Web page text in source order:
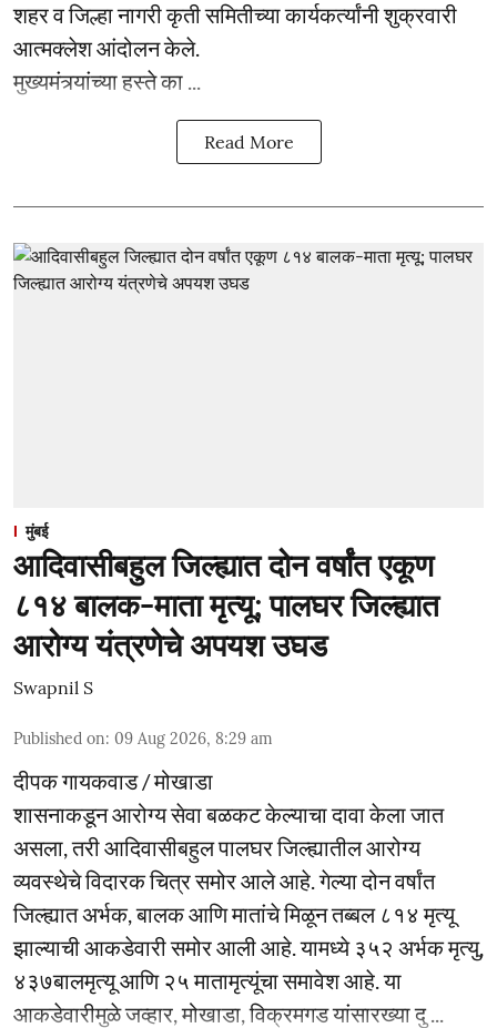
शहर व जिल्हा नागरी कृती समितीच्या कार्यकर्त्यांनी शुक्रवारी
आत्मक्लेश आंदोलन केले.
मुख्यमंत्र्यांच्या हस्ते का ...
Read More
मुंबई
आदिवासीबहुल जिल्ह्यात दोन वर्षांत एकूण
८१४ बालक-माता मृत्यू; पालघर जिल्ह्यात
आरोग्य यंत्रणेचे अपयश उघड
Swapnil S
Published on: 09 Aug 2026, 8:29 am
दीपक गायकवाड / मोखाडा
शासनाकडून आरोग्य सेवा बळकट केल्याचा दावा केला जात
असला, तरी आदिवासीबहुल पालघर जिल्ह्यातील आरोग्य
व्यवस्थेचे विदारक चित्र समोर आले आहे. गेल्या दोन वर्षांत
जिल्ह्यात अर्भक, बालक आणि मातांचे मिळून तब्बल ८१४ मृत्यू
झाल्याची आकडेवारी समोर आली आहे. यामध्ये ३५२ अर्भक मृत्यु,
४३७बालमृत्यू आणि २५ मातामृत्यूंचा समावेश आहे. या
आकडेवारीमुळे जव्हार, मोखाडा, विक्रमगड यांसारख्या दु ...